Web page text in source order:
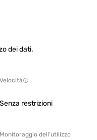
dei dati.
Velocità
Senza restrizioni
Monitoraggio dell'utilizzo